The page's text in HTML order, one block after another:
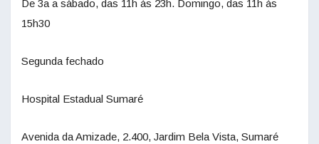
De 3a a sábado, das 11h às 23h. Domingo, das 11h às
15h30
Segunda fechado
Hospital Estadual Sumaré
Avenida da Amizade, 2.400, Jardim Bela Vista, Sumaré